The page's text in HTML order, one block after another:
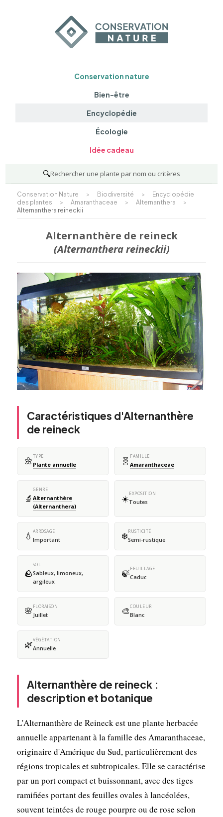
Conservation nature
Bien-être
Encyclopédie
Écologie
Idée cadeau
🔍Rechercher une plante par nom ou critères
Conservation Nature > Biodiversité >
Encyclopédie
des plantes
> Amaranthaceae > Alternanthera
>
Alternanthera reineckii
Alternanthère de reineck
(Alternanthera reineckii)
Caractéristiques d'Alternanthère
de reineck
🌼TYPE
Plante annuelle 🧬 FAMILLE
Amaranthaceae
🔬
GENRE
Alternanthère
(Alternanthera)
☀️EXPOSITION
Toutes
💧 ARROSAGE
Important ❄️RUSTICITÉ
Semi-rustique
🪨
SOL
Sableux, limoneux,
argileux
🍃FEUILLAGE
Caduc
🌸 FLORAISON
Juillet 🎨COULEUR
Blanc
🌿VÉGÉTATION
Annuelle
Alternanthère de reineck :
description et botanique
L'Alternanthère de Reineck est une plante herbacée
annuelle appartenant à la famille des Amaranthaceae,
originaire d'Amérique du Sud, particulièrement des
régions tropicales et subtropicales. Elle se caractérise
par un port compact et buissonnant, avec des tiges
ramifiées portant des feuilles ovales à lancéolées,
souvent teintées de rouge pourpre ou de rose selon